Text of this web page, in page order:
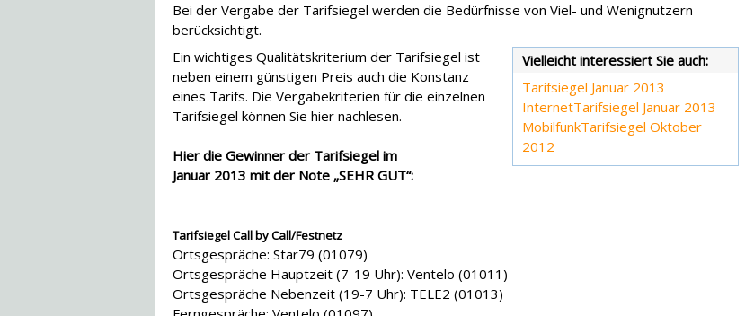
Bei der Vergabe der Tarifsiegel werden die Bedürfnisse von Viel- und Wenignutzern
berücksichtigt.
Vielleicht interessiert Sie auch:
Tarifsiegel Januar 2013
InternetTarifsiegel Januar 2013
MobilfunkTarifsiegel Oktober
2012
Ein wichtiges Qualitätskriterium der Tarifsiegel ist
neben einem günstigen Preis auch die Konstanz
eines Tarifs. Die Vergabekriterien für die einzelnen
Tarifsiegel können Sie hier nachlesen.
Hier die Gewinner der Tarifsiegel im
Januar 2013 mit der Note „SEHR GUT“:
Tarifsiegel Call by Call/Festnetz
Ortsgespräche: Star79 (01079)
Ortsgespräche Hauptzeit (7-19 Uhr): Ventelo (01011)
Ortsgespräche Nebenzeit (19-7 Uhr): TELE2 (01013)